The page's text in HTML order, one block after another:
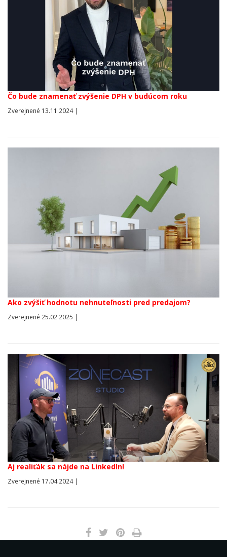
Čo bude znamenať zvýšenie DPH v budúcom roku
Zverejnené 13.11.2024 |
Ako zvýšiť hodnotu nehnuteľnosti pred predajom?
Zverejnené 25.02.2025 |
Aj realiťák sa nájde na LinkedIn!
Zverejnené 17.04.2024 |